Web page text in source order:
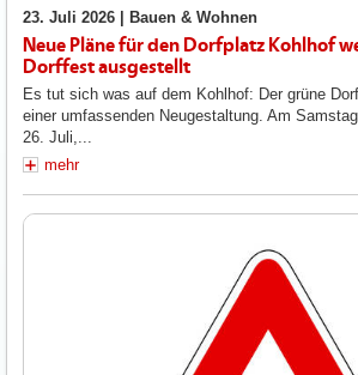
23. Juli 2026 | Bauen & Wohnen
Neue Pläne für den Dorfplatz Kohlhof
Dorffest ausgestellt
Es tut sich was auf dem Kohlhof: Der grüne
einer umfassenden Neugestaltung. Am
26. Juli,...
mehr